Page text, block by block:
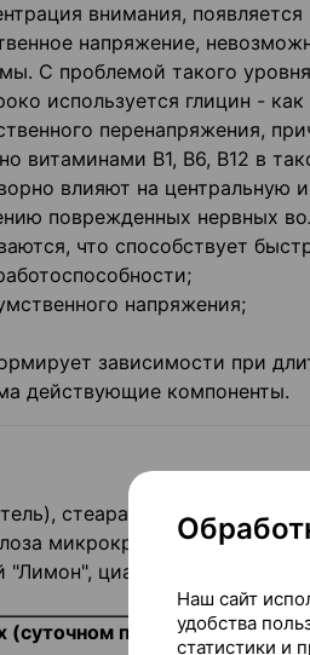
внимания,
напряжение,
С проблемой такого
используется глицин -
перенапряжения,
витаминами B1, B6, B12 в
влияют на центральную
поврежденных нервных
что способствует
напряжения;
зависимости при
действующие компоненты.
стеарат кальция и
микрокристаллическая
"Лимон", цианокобаламин
приеме) и % от
Наш сайт
удобства
статистики и